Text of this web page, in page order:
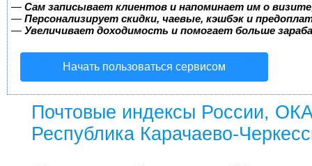
— Сам записывает клиентов и напоминает им о
— Персонализирует скидки, чаевые, кэшбэк и
— Увеличивает доходимость и помогает больше
Начать пользоваться сервисом
Почтовые индексы России,
Республика Карачаево-